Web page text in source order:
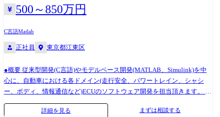
(土日祝) ・フルフレックスの制度あり ・月平均残業20H…SCSKグループ
全体が残業20時間を超えないよう運営をしています ・育産休制度あり…
した配属は行いません ●キャリアパス OEMの業務もあればサプライヤー
た、設立間もない組織の為、プログラマーとしてテクニカルスペシャリ
ストを目指すことや、システムエンジニアとしてのキャリア、マネジメ
ントなど、キャリアについても幅広く選択頂く事が可能です。
500～850万円
C言語Matlab
正社員 東京都江東区
●概要 従来型開発(C言語)やモデルベース開発(MATLAB、Simulink)を中
心に、自動車における各ドメイン(走行安全、パワートレイン、シャシ
ー、ボディ、情報通信など)ECUのソフトウェア開発を担当頂きます。 今
回は、組織の技術力向上や多くの案件を対応するための増員募集です。
●業務の特徴 移動の進化に合わせ、自動車メーカー(OEM)や自動車部品
詳細を見る まずは相談する